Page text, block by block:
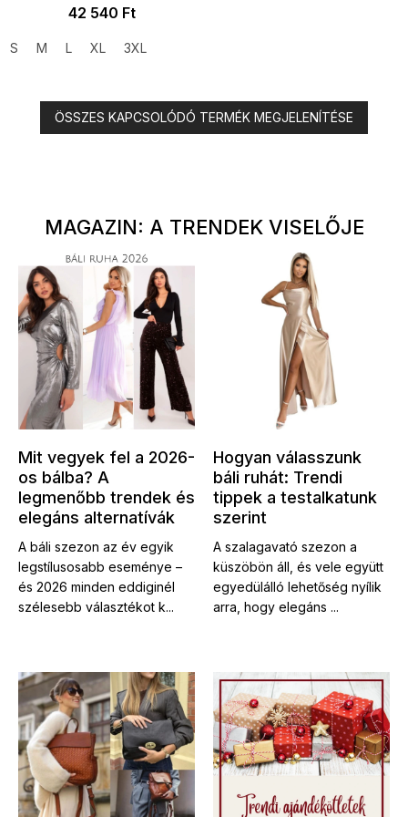
42 540 Ft
S M L XL 3XL
ÖSSZES KAPCSOLÓDÓ TERMÉK MEGJELENÍTÉSE
MAGAZIN: A TRENDEK VISELŐJE
Mit vegyek fel a 2026-
os bálba? A
legmenőbb trendek és
elegáns alternatívák
A báli szezon az év egyik
legstílusosabb eseménye –
és 2026 minden eddiginél
szélesebb választékot k...
Hogyan válasszunk
báli ruhát: Trendi
tippek a testalkatunk
szerint
A szalagavató szezon a
küszöbön áll, és vele együtt
egyedülálló lehetőség nyílik
arra, hogy elegáns ...